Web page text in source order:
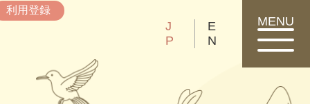
利用登録
J
P
E
N
MENU